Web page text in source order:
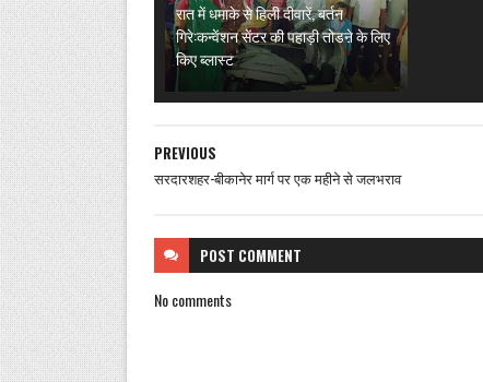
रात में धमाके से हिली दीवारें, बर्तन
गिरे:कन्वेंशन सेंटर की पहाड़ी तोडऩे के लिए
किए ब्लास्ट
PREVIOUS
सरदारशहर-बीकानेर मार्ग पर एक महीने से जलभराव
POST COMMENT
No comments